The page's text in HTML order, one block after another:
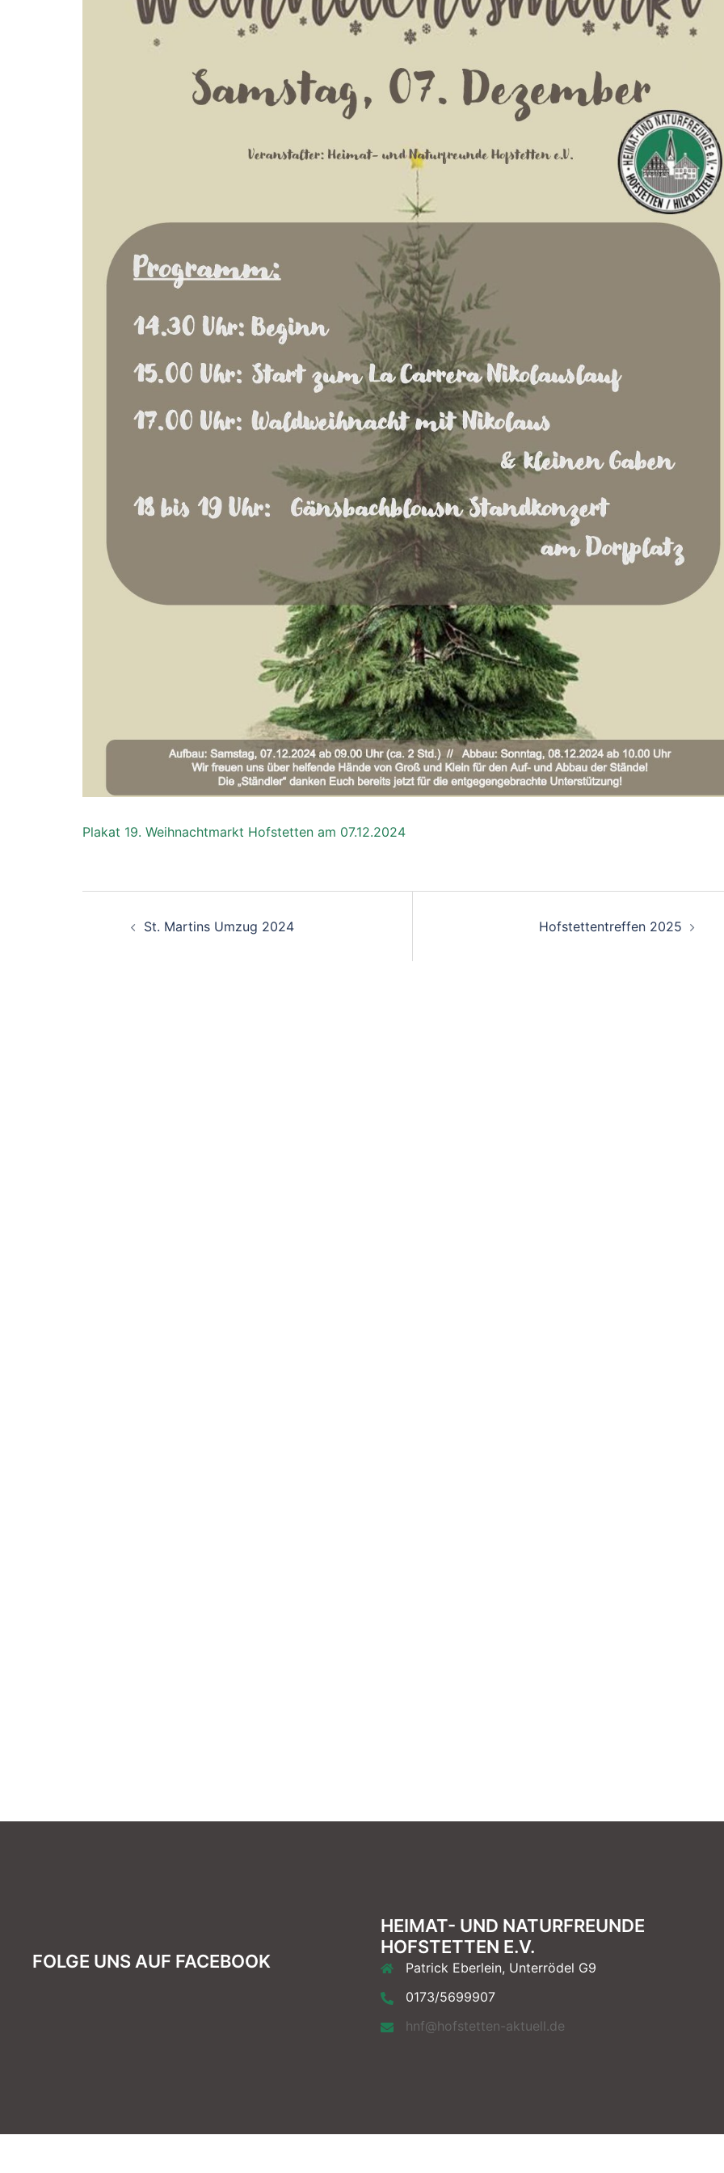
Plakat 19. Weihnachtmarkt Hofstetten am 07.12.2024
St. Martins Umzug 2024 Hofstettentreffen 2025
FOLGE UNS AUF FACEBOOK
HEIMAT- UND NATURFREUNDE
HOFSTETTEN E.V.
Patrick Eberlein, Unterrödel G9
0173/5699907
hnf@hofstetten-aktuell.de